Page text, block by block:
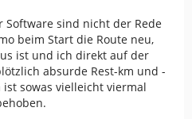
Software sind nicht der Rede
beim Start die Route neu,
ist und ich direkt auf der
absurde Rest-km und -
sowas vielleicht viermal